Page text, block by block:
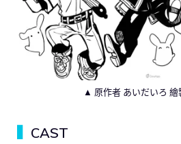
▲ 原作者 あいだいろ 繪
CAST